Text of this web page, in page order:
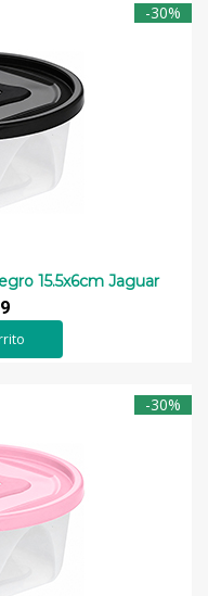
-30%
15.5x6cm Jaguar
-30%